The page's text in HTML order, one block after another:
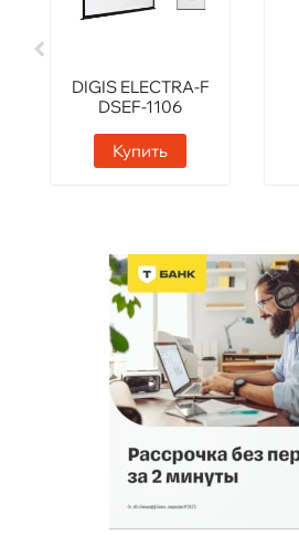
DIGIS ELECTRA-F
DSEF-1106
Купить